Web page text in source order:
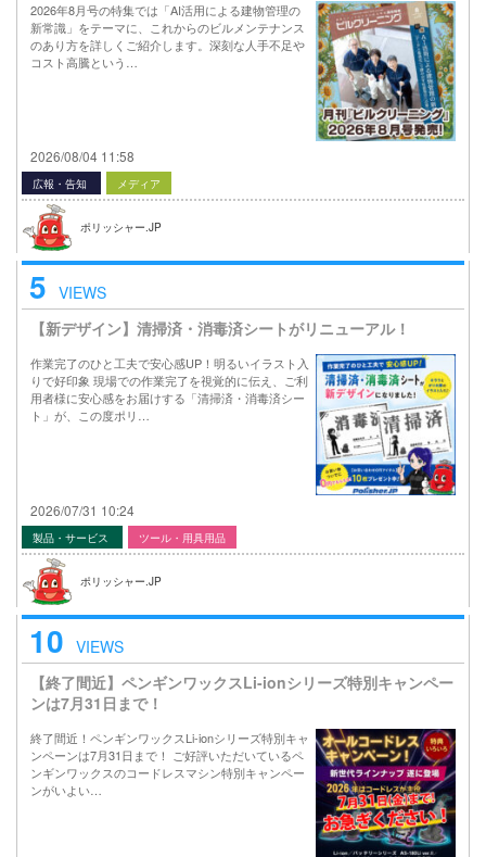
2026年8月号の特集では「AI活用による建物管理の
新常識」をテーマに、これからのビルメンテナンス
のあり方を詳しくご紹介します。深刻な人手不足や
コスト高騰という…
2026/08/04 11:58
広報・告知 メディア
ポリッシャー.JP
5 VIEWS
【新デザイン】清掃済・消毒済シートがリニューアル！
作業完了のひと工夫で安心感UP！明るいイラスト入
りで好印象 現場での作業完了を視覚的に伝え、ご利
用者様に安心感をお届けする「清掃済・消毒済シー
ト」が、この度ポリ…
2026/07/31 10:24
製品・サービス ツール・用具用品
ポリッシャー.JP
10 VIEWS
【終了間近】ペンギンワックスLi-ionシリーズ特別キャンペー
ンは7月31日まで！
終了間近！ペンギンワックスLi-ionシリーズ特別キャ
ンペーンは7月31日まで！ ご好評いただいているペ
ンギンワックスのコードレスマシン特別キャンペー
ンがいよい…